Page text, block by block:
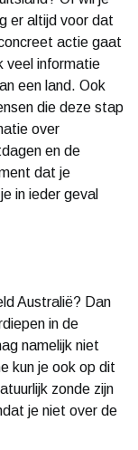
er altijd voor dat
actie gaat
veel informatie
een land. Ook
die deze stap
over
en de
dat je
in ieder geval
Australië? Dan
in de
namelijk niet
kun je ook op dit
zonde zijn
je niet over de